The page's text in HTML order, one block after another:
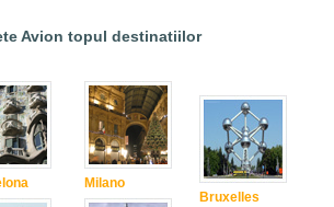
Avion topul destinatiilor
Milano
Bruxelles